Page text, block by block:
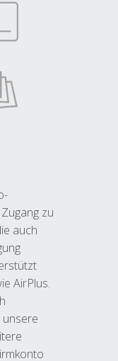
zu
auch
AirPlus.
unsere